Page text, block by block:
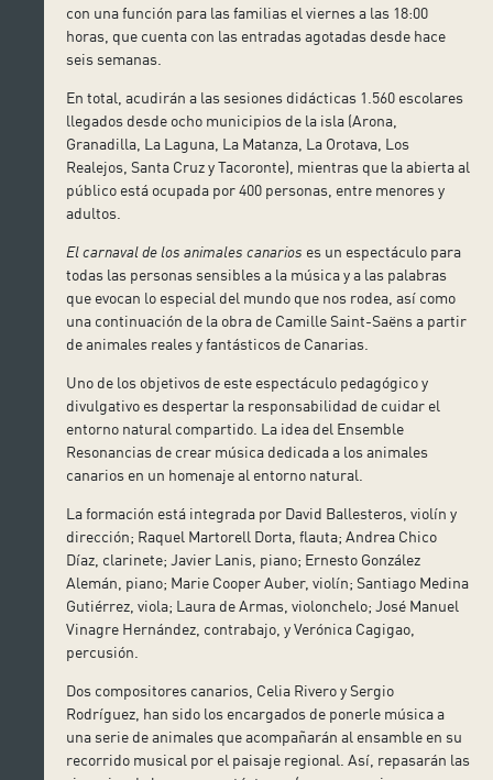
con una función para las familias el viernes a las 18:00
horas, que cuenta con las entradas agotadas desde hace
seis semanas.
En total, acudirán a las sesiones didácticas 1.560 escolares
llegados desde ocho municipios de la isla (Arona,
Granadilla, La Laguna, La Matanza, La Orotava, Los
Realejos, Santa Cruz y Tacoronte), mientras que la abierta al
público está ocupada por 400 personas, entre menores y
adultos.
El carnaval de los animales canarios es un espectáculo para
todas las personas sensibles a la música y a las palabras
que evocan lo especial del mundo que nos rodea, así como
una continuación de la obra de Camille Saint-Saëns a partir
de animales reales y fantásticos de Canarias.
Uno de los objetivos de este espectáculo pedagógico y
divulgativo es despertar la responsabilidad de cuidar el
entorno natural compartido. La idea del Ensemble
Resonancias de crear música dedicada a los animales
canarios en un homenaje al entorno natural.
La formación está integrada por David Ballesteros, violín y
dirección; Raquel Martorell Dorta, flauta; Andrea Chico
Díaz, clarinete; Javier Lanis, piano; Ernesto González
Alemán, piano; Marie Cooper Auber, violín; Santiago Medina
Gutiérrez, viola; Laura de Armas, violonchelo; José Manuel
Vinagre Hernández, contrabajo, y Verónica Cagigao,
percusión.
Dos compositores canarios, Celia Rivero y Sergio
Rodríguez, han sido los encargados de ponerle música a
una serie de animales que acompañarán al ensamble en su
recorrido musical por el paisaje regional. Así, repasarán las